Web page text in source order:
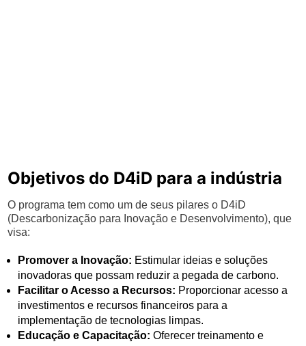
Objetivos do D4iD para a indústria
O programa tem como um de seus pilares o D4iD
(Descarbonização para Inovação e Desenvolvimento), que
visa:
Promover a Inovação: Estimular ideias e soluções
inovadoras que possam reduzir a pegada de carbono.
Facilitar o Acesso a Recursos: Proporcionar acesso a
investimentos e recursos financeiros para a
implementação de tecnologias limpas.
Educação e Capacitação: Oferecer treinamento e